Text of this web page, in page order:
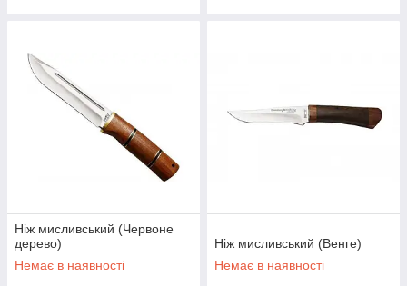
Ніж мисливський (Червоне
дерево)
Немає в наявності
Ніж мисливський (Венге)
Немає в наявності